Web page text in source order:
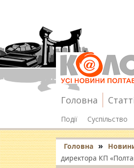
Головна
Події Суспільство
Головна »
директора КП